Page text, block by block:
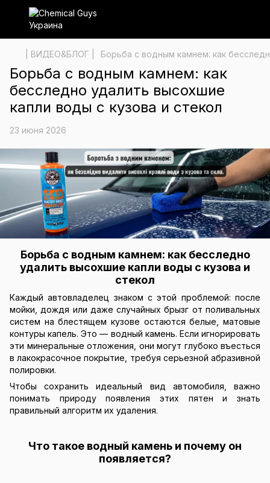
| ВИДЕО&БЛОГ | Борьба с водным камнем: как
Борьба с водным камнем: как
бесследно удалить высохшие
капли воды с кузова и стекол
23 июня 2026
Борьба с водным камнем: как бесследно
удалить высохшие капли воды с кузова и
стекол
Каждый автовладелец знаком с этой проблемой: после
мойки, дождя или даже случайных брызг от поливальных
систем на блестящем кузове остаются белые, матовые
контуры капель. Это — водный камень. Если игнорировать
эти минеральные отложения, они могут глубоко въесться
в лакокрасочное покрытие, требуя серьезной абразивной
полировки.
Чтобы сохранить идеальный вид автомобиля, важно
понимать природу появления этих пятен и знать
правильный алгоритм их удаления.
Что такое водный камень и почему он
появляется?